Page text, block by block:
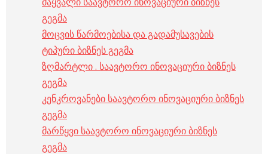
გეგმა
მოცვის წარმოებისა და გადამუსავების
ტიპური ბიზნეს გეგმა
ზღმარტლი . საავტორო ინოვაციური ბიზნეს
გეგმა
კენკროვანები საავტორო ინოვაციური ბიზნეს
გეგმა
მარწყვი საავტორო ინოვაციური ბიზნეს
გეგმა